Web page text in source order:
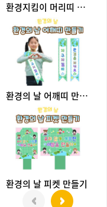
환경지킴이 머리띠 만들기
환경의 날 어깨띠 만들기
환경의 날 피켓 만들기